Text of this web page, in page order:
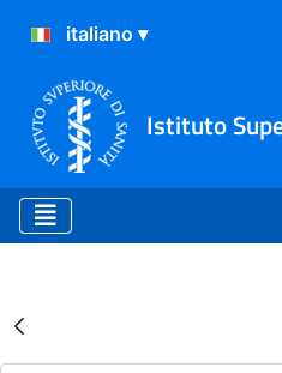
Istituto
Risultati